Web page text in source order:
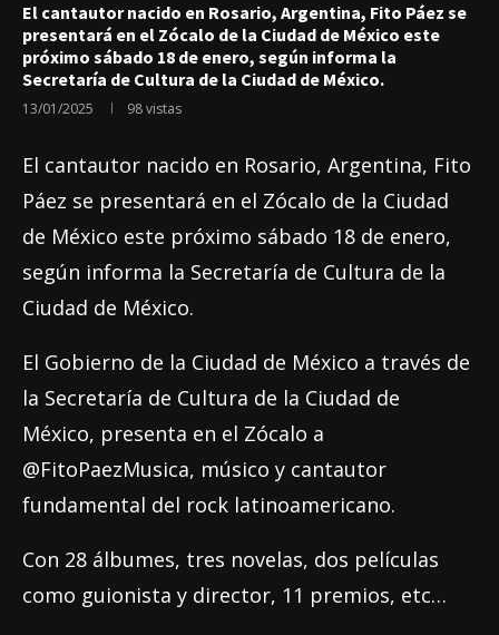
El cantautor nacido en Rosario, Argentina, Fito Páez se
presentará en el Zócalo de la Ciudad de México este
próximo sábado 18 de enero, según informa la
Secretaría de Cultura de la Ciudad de México.
13/01/2025 98vistas
El cantautor nacido en Rosario, Argentina, Fito
Páez se presentará en el Zócalo de la Ciudad
de México este próximo sábado 18 de enero,
según informa la Secretaría de Cultura de la
Ciudad de México.
El Gobierno de la Ciudad de México a través de
la Secretaría de Cultura de la Ciudad de
México, presenta en el Zócalo a
@FitoPaezMusica, músico y cantautor
fundamental del rock latinoamericano.
Con 28 álbumes, tres novelas, dos películas
como guionista y director, 11 premios, etc…